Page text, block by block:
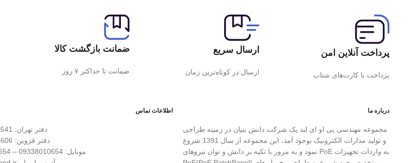
پرداخت آنلاین امن
پرداخت با کارت‌های شتاب
ارسال سریع
ارسال در کوتاه‌ترین زمان
ضمانت بازگشت کالا
ضمانت تا حداکثر ۷ روز
درباره ما
مجموعه مهندسی پی او ای لند یک شرکت دانش بنیان در زمینه طراحی
و تولید مدارات الکترونیک بوجود آمد، این مجموعه از سال 1391 شروع
به واردات تجهیزات PoE نمود و به مرور با تکیه بر دانش و توان نیروهای
اطلاعات تماس
دفتر تهران: 26420541 021
دفتر قزوین: 33682606 028
موبایل: 09338010654 – 09126300654